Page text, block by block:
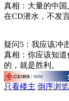
真相：大量的中国
在CD潜水，不发言
疑问5：我应该冲
真相：你应该知
的，就是胜利。
只看楼主 倒序浏览